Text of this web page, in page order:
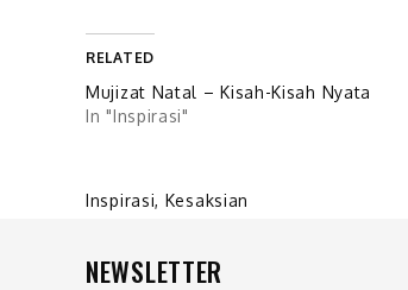
RELATED
Mujizat Natal – Kisah-Kisah Nyata
In "Inspirasi"
Inspirasi, Kesaksian
NEWSLETTER